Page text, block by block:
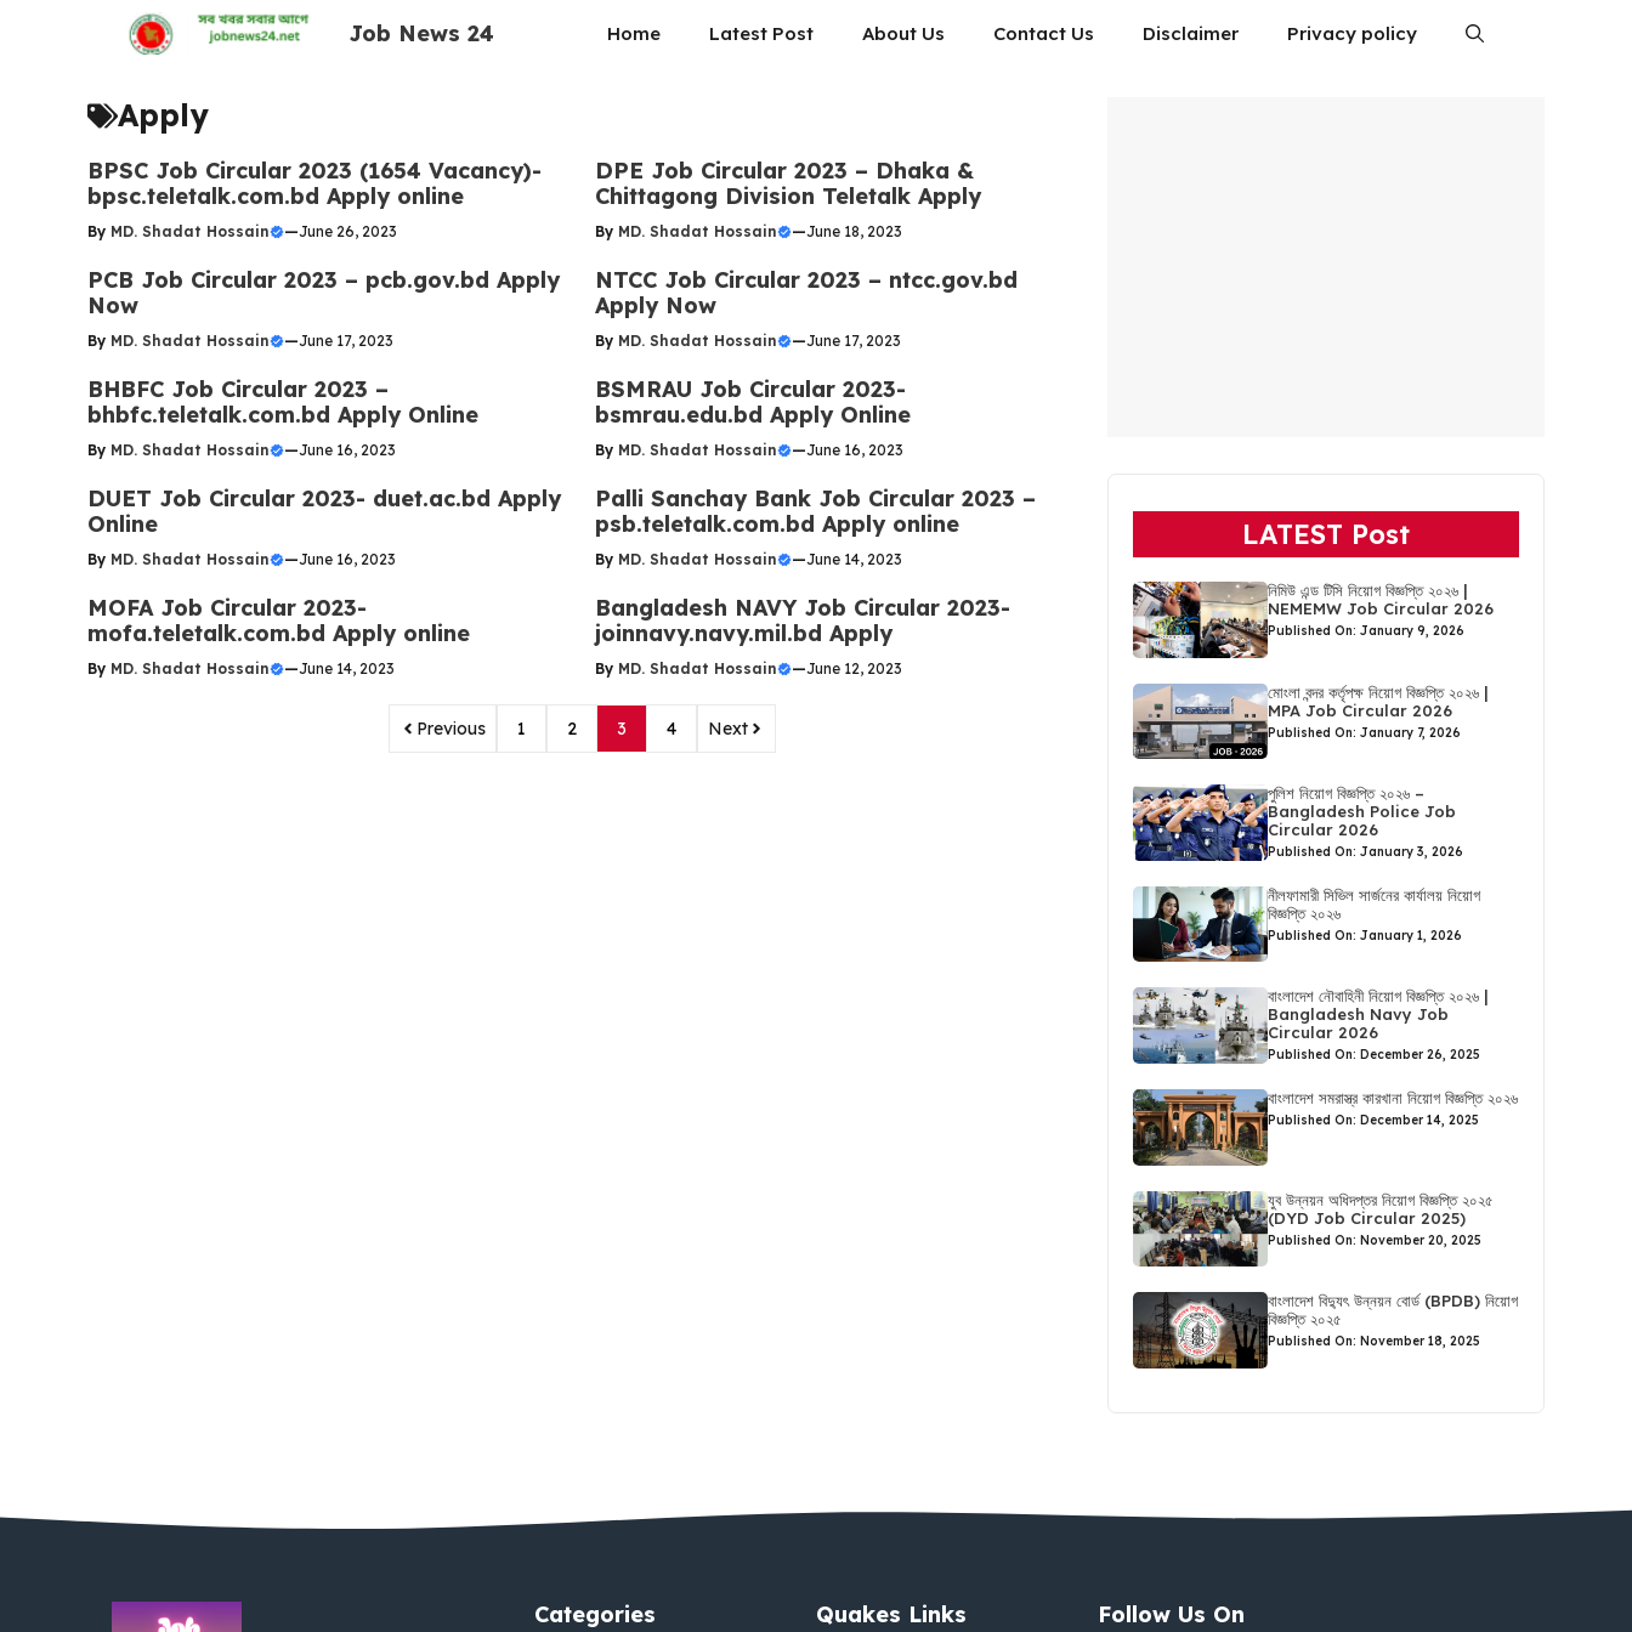
Job News 24 Home Latest Post About Us Contact Us Disclaimer Privacy policy
Apply
BPSC Job Circular 2023 (1654 Vacancy)-
bpsc.teletalk.com.bd Apply online
By MD. Shadat Hossain —June 26, 2023
DPE Job Circular 2023 – Dhaka &
Chittagong Division Teletalk Apply
By MD. Shadat Hossain —June 18, 2023
PCB Job Circular 2023 – pcb.gov.bd Apply
Now
By MD. Shadat Hossain —June 17, 2023
NTCC Job Circular 2023 – ntcc.gov.bd
Apply Now
By MD. Shadat Hossain —June 17, 2023
BHBFC Job Circular 2023 –
bhbfc.teletalk.com.bd Apply Online
By MD. Shadat Hossain —June 16, 2023
BSMRAU Job Circular 2023-
bsmrau.edu.bd Apply Online
By MD. Shadat Hossain —June 16, 2023
DUET Job Circular 2023- duet.ac.bd Apply
Online
By MD. Shadat Hossain —June 16, 2023
Palli Sanchay Bank Job Circular 2023 –
psb.teletalk.com.bd Apply online
By MD. Shadat Hossain —June 14, 2023
MOFA Job Circular 2023-
mofa.teletalk.com.bd Apply online
By MD. Shadat Hossain —June 14, 2023
Bangladesh NAVY Job Circular 2023-
joinnavy.navy.mil.bd Apply
By MD. Shadat Hossain —June 12, 2023
Previous 1 2 3 4 Next
LATEST Post
নিমিউ এন্ড টিসি নিয়োগ বিজ্ঞপ্তি ২০২৬ |
NEMEMW Job Circular 2026
Published On: January 9, 2026
মোংলা বন্দর কর্তৃপক্ষ নিয়োগ বিজ্ঞপ্তি ২০২৬ |
MPA Job Circular 2026
Published On: January 7, 2026
পুলিশ নিয়োগ বিজ্ঞপ্তি ২০২৬ –
Bangladesh Police Job
Circular 2026
Published On: January 3, 2026
নীলফামারী সিভিল সার্জনের কার্যালয় নিয়োগ
বিজ্ঞপ্তি ২০২৬
Published On: January 1, 2026
বাংলাদেশ নৌবাহিনী নিয়োগ বিজ্ঞপ্তি ২০২৬ |
Bangladesh Navy Job
Circular 2026
Published On: December 26, 2025
বাংলাদেশ সমরাস্ত্র কারখানা নিয়োগ বিজ্ঞপ্তি ২০২৬
Published On: December 14, 2025
যুব উন্নয়ন অধিদপ্তর নিয়োগ বিজ্ঞপ্তি ২০২৫
(DYD Job Circular 2025)
Published On: November 20, 2025
বাংলাদেশ বিদ্যুৎ উন্নয়ন বোর্ড (BPDB) নিয়োগ
বিজ্ঞপ্তি ২০২৫
Published On: November 18, 2025
Categories Quakes Links Follow Us On